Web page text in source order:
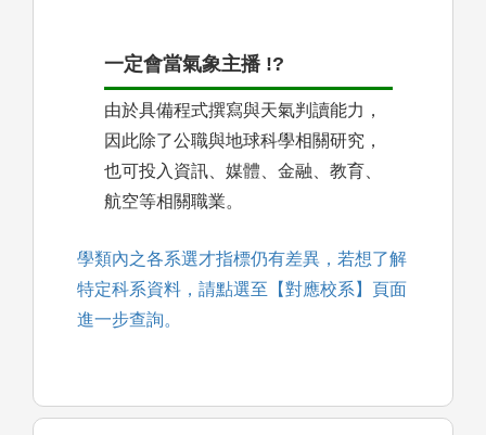
一定會當氣象主播 !?
由於具備程式撰寫與天氣判讀能力，
因此除了公職與地球科學相關研究，
也可投入資訊、媒體、金融、教育、
航空等相關職業。
學類內之各系選才指標仍有差異，若想了解
特定科系資料，請點選至【對應校系】頁面
進一步查詢。